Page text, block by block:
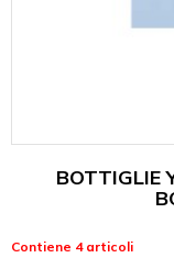
BOTTIGLIE
Contiene 4 articoli